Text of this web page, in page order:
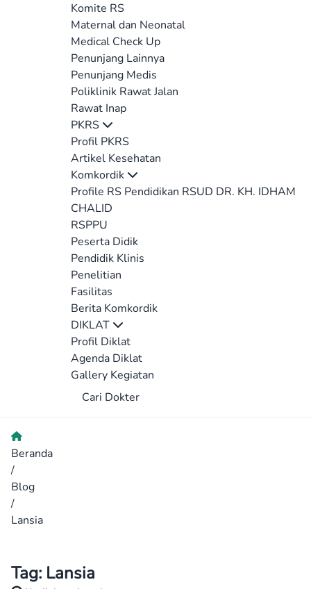
Komite RS
Maternal dan Neonatal
Medical Check Up
Penunjang Lainnya
Penunjang Medis
Poliklinik Rawat Jalan
Rawat Inap
PKRS
Profil PKRS
Artikel Kesehatan
Komkordik
Profile RS Pendidikan RSUD DR. KH. IDHAM
CHALID
RSPPU
Peserta Didik
Pendidik Klinis
Penelitian
Fasilitas
Berita Komkordik
DIKLAT
Profil Diklat
Agenda Diklat
Gallery Kegiatan
Cari Dokter
Beranda
/
Blog
/
Lansia
Tag: Lansia